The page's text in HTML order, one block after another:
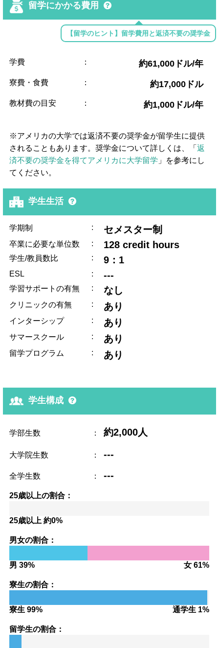
留学にかかる費用
【留学のヒント】留学費用と返済不要の奨学金
学費 ： 約61,000ドル/年
寮費・食費 ： 約17,000ドル
教材費の目安 ： 約1,000ドル/年
※アメリカの大学では返済不要の奨学金が留学生に提供
されることもあります。奨学金について詳しくは、「返
済不要の奨学金を得てアメリカに大学留学 」を参考にし
てください。
学生生活
学期制 : セメスター制
卒業に必要な単位数 : 128 credit hours
学生/教員数比 : 9：1
ESL : ---
学習サポートの有無 : なし
クリニックの有無 : あり
インターシップ : あり
サマースクール : あり
留学プログラム : あり
学生構成
学部生数 ： 約2,000人
大学院生数 ： ---
全学生数 ： ---
25歳以上の割合：
25歳以上 約0%
男女の割合：
男 39% 女 61%
寮生の割合：
寮生 99% 通学生 1%
留学生の割合：